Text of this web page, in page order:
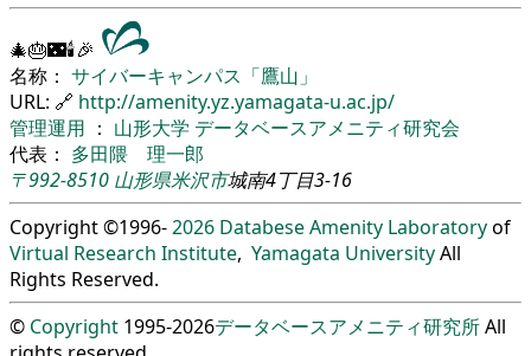
🎄🎂🌃🕯🎉
名称： サイバーキャンパス「鷹山」
URL: 🔗 http://amenity.yz.yamagata-u.ac.jp/
管理運用 ： 山形大学 データベースアメニティ研究会
代表： 多田隈 理一郎
〒992-8510 山形県米沢市城南4丁目3-16
Copyright ©1996-2026 Databese Amenity Laboratoryof
Virtual Research Institute, Yamagata UniversityAll
Rights Reserved.
© Copyright 1995-2026データベースアメニティ研究所All